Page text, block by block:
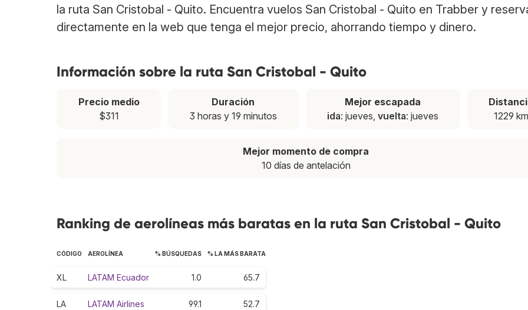
la ruta San Cristobal - Quito. Encuentra vuelos San Cristobal - Quito en Trabber y
directamente en la web que tenga el mejor precio, ahorrando tiempo y dinero.
Información sobre la ruta San Cristobal - Quito
Precio medio
$311
Duración
3 horas y 19 minutos
Mejor escapada
ida: jueves,vuelta: jueves
1229 km
Mejor momento de compra
10 días de antelación
Ranking de aerolíneas más baratas en la ruta San Cristobal - Quito
CÓDIGO AEROLÍNEA % BÚSQUEDAS % LA MÁS BARATA
XL LATAM Ecuador 1.0 65.7
LA LATAM Airlines 99.1 52.7